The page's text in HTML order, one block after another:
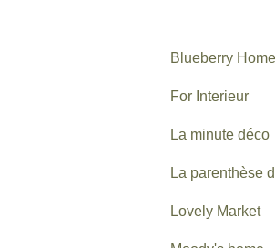
Blueberry Home
For Interieur
La minute déco
La parenthèse
Lovely Market